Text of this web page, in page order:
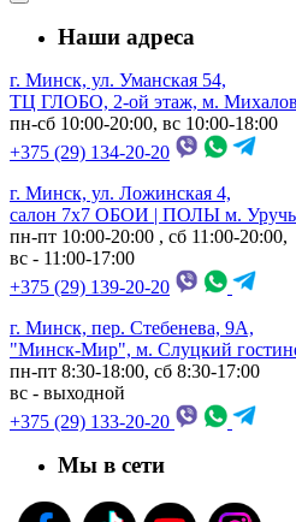
Наши адреса
г. Минск, ул. Уманская 54,
ТЦ ГЛОБО, 2-ой этаж, м.
пн-сб 10:00-20:00, вс 10:00-18:00
+375 (29) 134-20-20
г. Минск, ул. Ложинская 4,
салон 7х7 ОБОИ | ПОЛЫ м.
пн-пт 10:00-20:00 , сб 11:00-20:00,
вс - 11:00-17:00
+375 (29) 139-20-20
г. Минск, пер. Стебенева, 9А,
"Минск-Мир", м. Слуцкий
пн-пт 8:30-18:00, сб 8:30-17:00
вс - выходной
+375 (29) 133-20-20
Мы в сети